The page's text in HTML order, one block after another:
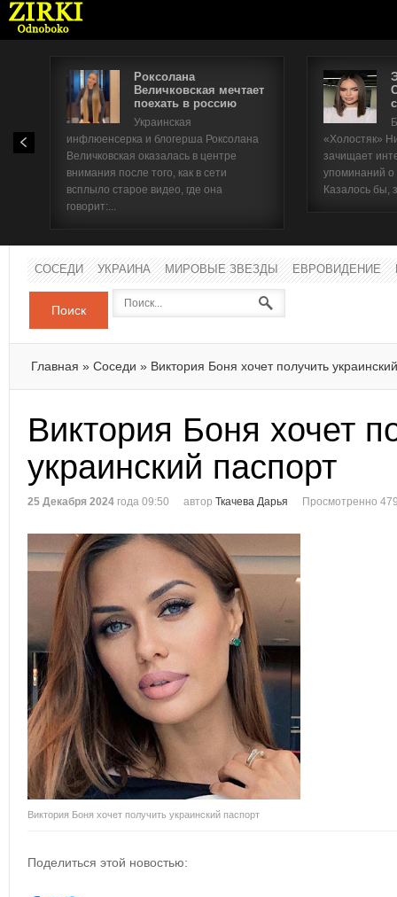
Роксолана
Величковская мечтает
поехать в россию
Украинская
инфлюенсерка и блогерша Роксолана
Величковская оказалась в центре
внимания после того, как в сети
всплыло старое видео, где она
говорит:...
«Холостяк»
зачищает
упоминаний
Казалось бы,
СОСЕДИ УКРАИНА МИРОВЫЕ ЗВЕЗДЫ ЕВРОВИДЕНИЕ
Поиск
Главная » Соседи » Виктория Боня хочет получить
Виктория Боня хочет
украинский паспорт
25 Декабря 2024 года 09:50 автор Ткачева Дарья Просмотренно
Виктория Боня хочет получить украинский паспорт
Поделиться этой новостью:
Имя